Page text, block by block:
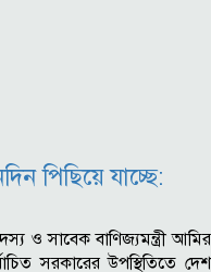
পিছিয়ে যাচ্ছে:
ও সাবেক বাণিজ্যমন্ত্রী আমির
সরকারের উপস্থিতিতে দেশ